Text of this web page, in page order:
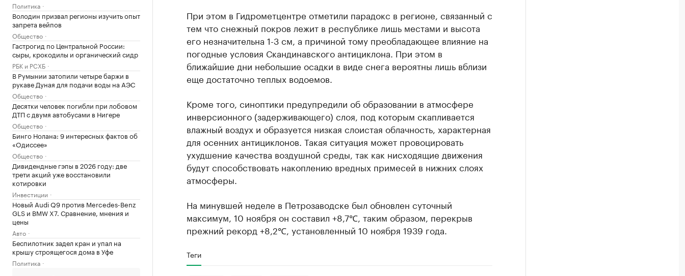
Политика
Володин призвал регионы изучить опыт
запрета вейпов
Общество
Гастрогид по Центральной России:
сыры, крокодилы и органический сидр
РБК и РСХБ
В Румынии затопили четыре баржи в
рукаве Дуная для подачи воды на АЭС
Общество
Десятки человек погибли при лобовом
ДТП с двумя автобусами в Нигере
Общество
Бинго Нолана: 9 интересных фактов об
«Одиссее»
Общество
Дивидендные гэпы в 2026 году: две
трети акций уже восстановили
котировки
Инвестиции
Новый Audi Q9 против Mercedes-Benz
GLS и BMW X7. Сравнение, мнения и
цены
Авто
Беспилотник задел кран и упал на
крышу строящегося дома в Уфе
Политика
При этом в Гидрометцентре отметили парадокс в регионе, связанный с
тем что снежный покров лежит в республике лишь местами и высота
его незначительна 1-3 см, а причиной тому преобладающее влияние на
погодные условия Скандинавского антициклона. При этом в
ближайшие дни небольшие осадки в виде снега вероятны лишь вблизи
еще достаточно теплых водоемов.
Кроме того, синоптики предупредили об образовании в атмосфере
инверсионного (задерживающего) слоя, под которым скапливается
влажный воздух и образуется низкая слоистая облачность, характерная
для осенних антициклонов. Такая ситуация может провоцировать
ухудшение качества воздушной среды, так как нисходящие движения
будут способствовать накоплению вредных примесей в нижних слоях
атмосферы.
На минувшей неделе в Петрозаводске был обновлен суточный
максимум, 10 ноября он составил +8,7℃, таким образом, перекрыв
прежний рекорд +8,2℃, установленный 10 ноября 1939 года.
Теги